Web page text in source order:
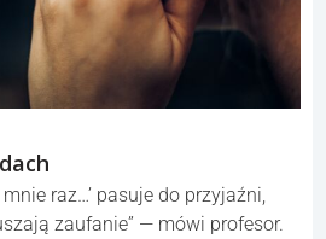
raz…’ pasuje do przyjaźni,
zaufanie” — mówi profesor.